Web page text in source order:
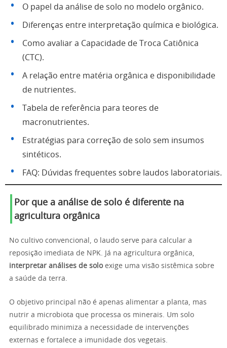
O papel da análise de solo no modelo orgânico.
Diferenças entre interpretação química e biológica.
Como avaliar a Capacidade de Troca Catiônica
(CTC).
A relação entre matéria orgânica e disponibilidade
de nutrientes.
Tabela de referência para teores de
macronutrientes.
Estratégias para correção de solo sem insumos
sintéticos.
FAQ: Dúvidas frequentes sobre laudos laboratoriais.
Por que a análise de solo é diferente na
agricultura orgânica
No cultivo convencional, o laudo serve para calcular a
reposição imediata de NPK. Já na agricultura orgânica,
interpretar análises de soloexige uma visão sistêmica sobre
a saúde da terra.
O objetivo principal não é apenas alimentar a planta, mas
nutrir a microbiota que processa os minerais. Um solo
equilibrado minimiza a necessidade de intervenções
externas e fortalece a imunidade dos vegetais.